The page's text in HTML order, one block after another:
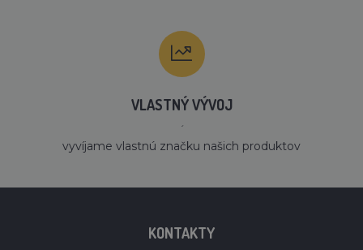
VLASTNÝ VÝVOJ
´
vyvíjame vlastnú značku našich produktov
KONTAKTY